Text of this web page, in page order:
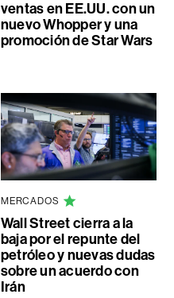
ventas en EE.UU. con un
nuevo Whopper y una
promoción de Star Wars
MERCADOS
Wall Street cierra a la
baja por el repunte del
petróleo y nuevas dudas
sobre un acuerdo con
Irán